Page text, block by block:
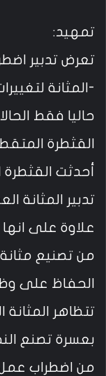
تمهيد:
تعرض تدبير
-المثانة
حاليا فقط
القثطرة
تدبير المثانة
علاوة على
من تصنيع
الحفاظ على
تتظاهر المثانة
بعسرة تصنع
من اضطراب عمل